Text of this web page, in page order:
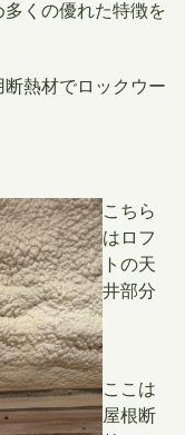
くの優れた特徴を
熱材でロックウー
こちら
はロフ
トの天
井部分
ここは
屋根断